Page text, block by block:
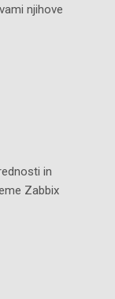
njihove
in
Zabbix